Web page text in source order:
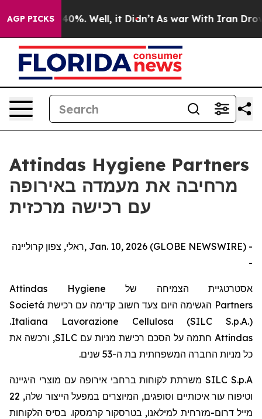
AGP PICKS
Around 40%. Well, it Didn’t As war With Iran Drove
Attindas Hygiene Partners
מרחיבה את מעמדה באירופה
עם רכישה מרכזית
ראלי, צפון קרוליינה, Jan. 10, 2026 (GLOBE NEWSWIRE) -
-
אסטרטגיית הצמיחה של Attindas Hygiene
Partners הגשימה היום צעד חשוב קדימה עם רכישת Societá
Italiana Lavorazione Cellulosa (SILC S.p.A.)
.
Attindas חתמה על הסכם רכישת מניות עם SILC, ורכשה את
כל מניות החברה המשפחתית בת ה-53
שנים.
SILC S.p.Aמשרתת לקוחות ברחבי אירופה עם מוצרי היגיינה
וטיפוח עור איכותיים וסופגים, המיוצרים במפעל הייצור שלה, 22
מיילדרום-מזרחית למילאנו, בטרסקור קרמסקו. בסיס הלקוחות